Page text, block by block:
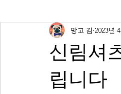
신림셔
립니다
망고 김 2023년